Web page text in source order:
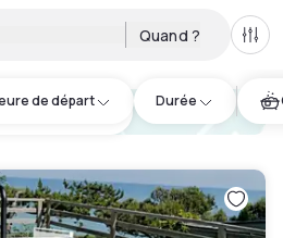
Quand ?
de départ Durée
1